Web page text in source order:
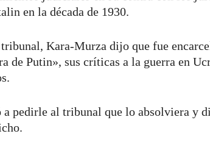
en la década de 1930.
Kara-Murza dijo que fue
de Putin», sus críticas a la guerra en
a pedirle al tribunal que lo absolviera y